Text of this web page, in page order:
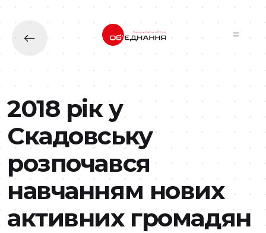
2018 рік у
Скадовську
розпочався
навчанням нових
активних громадян